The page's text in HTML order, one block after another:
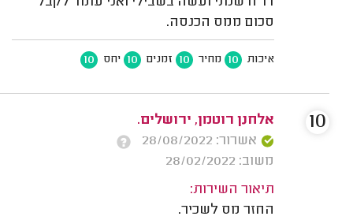
סכום ממס הכנסה.
איכות 10 מחיר 10 זמנים 10 יחס 10
אלחנן רוטמן, ירושלים.
אשרור: 28/08/2022
משוב: 28/02/2022
תיאור השירות:
החזר מס לשכיר.
10